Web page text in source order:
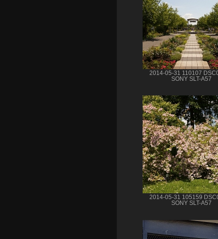
2014-05-31 110107
SONY SLT-A57
2014-05-31 105159
SONY SLT-A57